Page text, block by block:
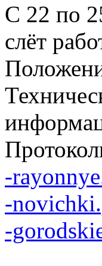
С 22 по
слёт
-
-
-